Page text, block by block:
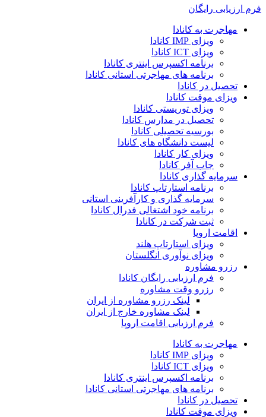
فرم ارزیابی رایگان
مهاجرت به کانادا
ویزای IMP کانادا
ویزای ICT کانادا
برنامه اکسپرس اینتری کانادا
برنامه های مهاجرتی استانی کانادا
تحصیل در کانادا
ویزای موقت کانادا
ویزای توریستی کانادا
تحصیل در مدارس کانادا
بورسیه تحصیلی کانادا
لیست دانشگاه های کانادا
ویزای کار کانادا
جاب آفر کانادا
سرمایه گذاری کانادا
برنامه استارتاپ کانادا
سرمایه گذاری و کارآفرینی استانی
برنامه خود اشتغالی فدرال کانادا
ثبت شرکت در کانادا
اقامت اروپا
ویزای استارتاپ هلند
ویزای نوآوری انگلستان
رزرو مشاوره
فرم ارزیابی رایگان کانادا
رزرو وقت مشاوره
لینک رزرو مشاوره از ایران
لینک مشاوره خارج از ایران
فرم ارزیابی اقامت اروپا
مهاجرت به کانادا
ویزای IMP کانادا
ویزای ICT کانادا
برنامه اکسپرس اینتری کانادا
برنامه های مهاجرتی استانی کانادا
تحصیل در کانادا
ویزای موقت کانادا